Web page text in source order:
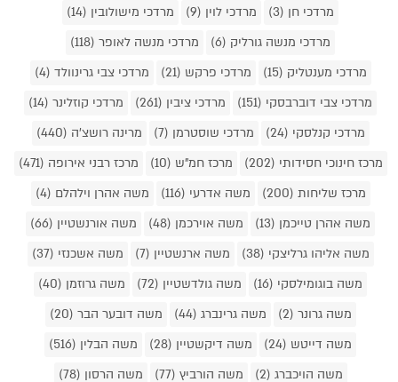
מרדכי חן (3)
מרדכי לוין (9)
מרדכי מישולובין (14)
מרדכי מנשה גורליק (6)
מרדכי מנשה לאופר (118)
מרדכי מענטליק (15)
מרדכי פרקש (21)
מרדכי צבי גרינוולד (4)
מרדכי צבי דוברבסקי (151)
מרדכי ציבין (261)
מרדכי קוזלינר (14)
מרדכי קנלסקי (24)
מרדכי שוסטרמן (7)
מרינה רושצ'ה (440)
מרכז חינוכי חסידותי (202)
מרכז חמ"ש (10)
מרכז רבני אירופה (471)
מרכז שליחות (200)
משה אדרעי (116)
משה אהרן וילהלם (4)
משה אהרן טייכמן (13)
משה אוירכמן (48)
משה אורנשטיין (66)
משה אליהו גרליצקי (38)
משה ארנשטיין (7)
משה אשכנזי (37)
משה בוגומילסקי (16)
משה גולדשטיין (72)
משה גרוזמן (40)
משה גרונר (2)
משה גרינברג (44)
משה דובער הבר (20)
משה דייטש (24)
משה דיקשטיין (28)
משה הבלין (516)
משה הויכברג (2)
משה הורביץ (77) משה הרסון (78)